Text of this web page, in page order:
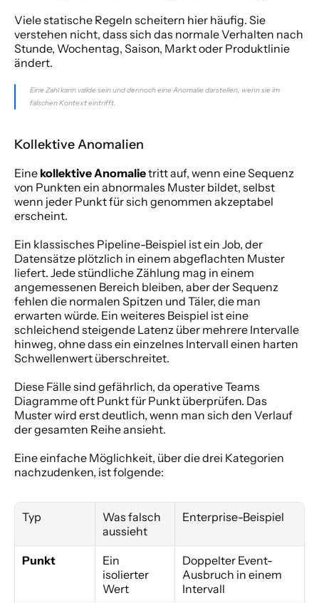
Viele statische Regeln scheitern hier häufig. Sie
verstehen nicht, dass sich das normale Verhalten nach
Stunde, Wochentag, Saison, Markt oder Produktlinie
ändert.
Eine Zahl kann valide sein und dennoch eine Anomalie darstellen, wenn sie im
falschen Kontext eintrifft.
Kollektive Anomalien
Eine kollektive Anomalie tritt auf, wenn eine Sequenz
von Punkten ein abnormales Muster bildet, selbst
wenn jeder Punkt für sich genommen akzeptabel
erscheint.
Ein klassisches Pipeline-Beispiel ist ein Job, der
Datensätze plötzlich in einem abgeflachten Muster
liefert. Jede stündliche Zählung mag in einem
angemessenen Bereich bleiben, aber der Sequenz
fehlen die normalen Spitzen und Täler, die man
erwarten würde. Ein weiteres Beispiel ist eine
schleichend steigende Latenz über mehrere Intervalle
hinweg, ohne dass ein einzelnes Intervall einen harten
Schwellenwert überschreitet.
Diese Fälle sind gefährlich, da operative Teams
Diagramme oft Punkt für Punkt überprüfen. Das
Muster wird erst deutlich, wenn man sich den Verlauf
der gesamten Reihe ansieht.
Eine einfache Möglichkeit, über die drei Kategorien
nachzudenken, ist folgende:
Typ
Was falsch
aussieht
Enterprise-Beispiel
Punkt
Ein
isolierter
Wert
Doppelter Event-
Ausbruch in einem
Intervall